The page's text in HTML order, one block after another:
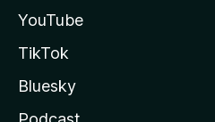
YouTube
TikTok
Bluesky